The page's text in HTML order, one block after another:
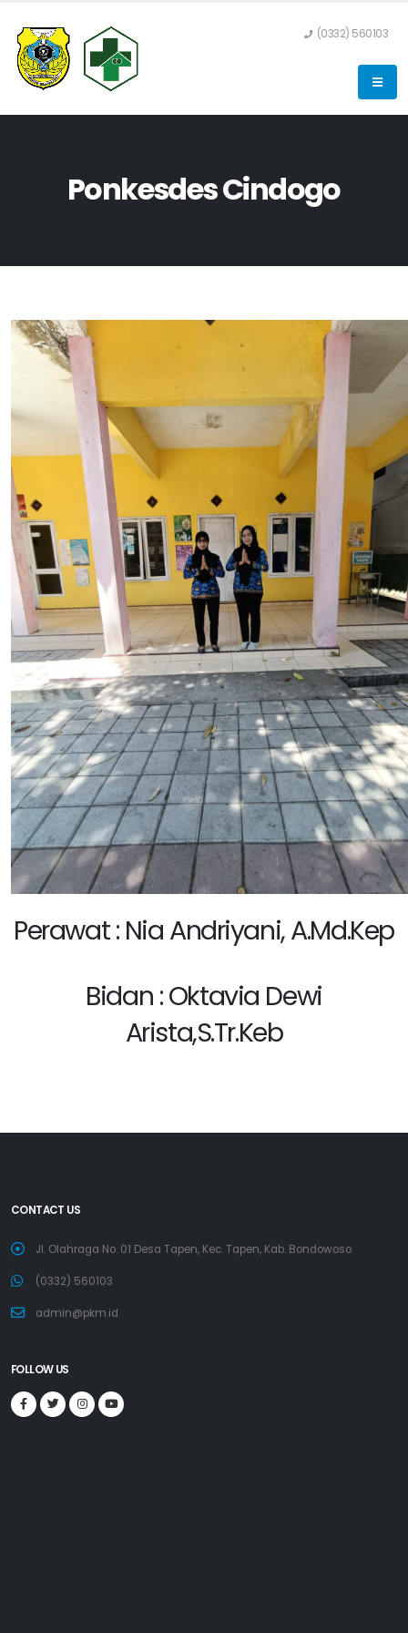
(0332) 560103
Ponkesdes Cindogo
Perawat : Nia Andriyani, A.Md.Kep
Bidan : Oktavia Dewi
Arista,S.Tr.Keb
CONTACT US
Jl. Olahraga No. 01 Desa Tapen, Kec. Tapen, Kab. Bondowoso
(0332) 560103
admin@pkm.id
FOLLOW US